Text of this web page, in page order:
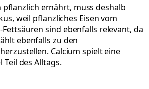
ernährt, muss deshalb
weil pflanzliches Eisen vom
sind ebenfalls relevant, da
ebenfalls zu den
Calcium spielt eine
des Alltags.